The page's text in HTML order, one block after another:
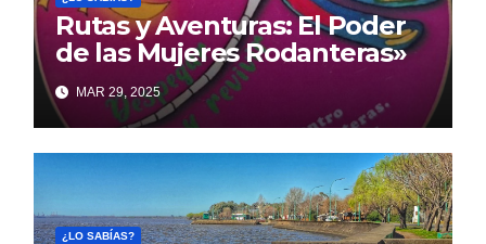
Rutas y Aventuras: El Poder
de las Mujeres Rodanteras»
MAR 29, 2025
¿LO SABÍAS?